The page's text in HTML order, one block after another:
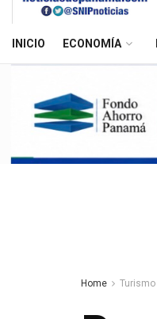
INICIO ECONOMÍA
Home Turismo